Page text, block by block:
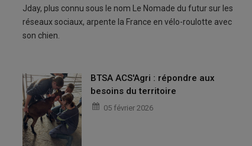
Jday, plus connu sous le nom Le Nomade du futur sur les
réseaux sociaux, arpente la France en vélo-roulotte avec
son chien.
BTSA ACS'Agri : répondre aux
besoins du territoire
05 février 2026